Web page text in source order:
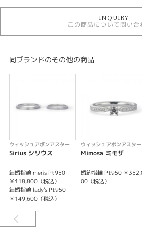
結婚指輪
Wish upon a star 結婚指輪
結婚指輪 ウェーブ・S字
結婚指輪 プラチナカラー
結婚指輪 ３～7石
結婚指輪 甲丸
キュート
結婚指輪 キュート
性別
レディース
メンズ
紹介文
INQUIRY
この商品について問い合
同ブランドのその他の商品
ウィッシュアポンアスター
Sirius シリウス
結婚指輪 men's Pt950
￥118,800（税込）
結婚指輪 lady's Pt950
￥149,600（税込）
ウィッシュアポンアスター
Mimosa ミモザ
婚約指輪 Pt950 ￥
00（税込）